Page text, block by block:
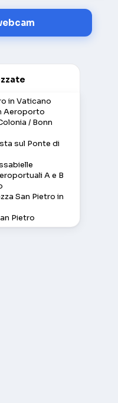
in Vaticano
Aeroporto
/ Bonn
sul Ponte di
A e B
San Pietro in
Pietro